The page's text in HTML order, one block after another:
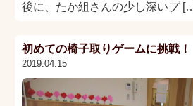
後に、たか組さんの少し深いプ
初めての椅子取りゲームに挑戦！
2019.04.15